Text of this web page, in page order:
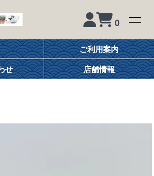
0
ご利用案内
せ
店舗情報